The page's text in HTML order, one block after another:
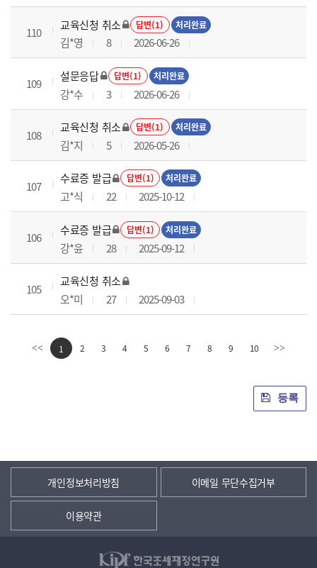
110
교육신청 취소 답변(1) 처리완료
김*영 8 2026-06-26
109
설문응답 답변(1) 처리완료
강*수 3 2026-06-26
108
교육신청 취소 답변(1) 처리완료
김*지 5 2026-05-26
107
수료증 발급 답변(1) 처리완료
고*식 22 2025-10-12
106
수료증 발급 답변(1) 처리완료
강*윤 28 2025-09-12
105
교육신청 취소
오*미
27 2025-09-03
<< 1 2 3 4 5 6 7 8 9 10 >>
등록
개인정보처리방침 이메일 무단수집거부
이용약관